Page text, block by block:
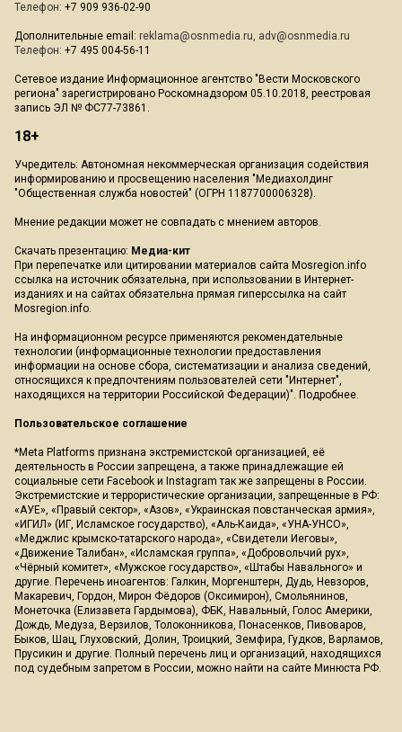
Телефон: +7 909 936-02-90
Дополнительные email: reklama@osnmedia.ru, adv@osnmedia.ru
Телефон: +7 495 004-56-11
Сетевое издание Информационное агентство "Вести Московского
региона" зарегистрировано Роскомнадзором 05.10.2018, реестровая
запись ЭЛ № ФС77-73861.
18+
Учредитель: Автономная некоммерческая организация содействия
информированию и просвещению населения "Медиахолдинг
"Общественная служба новостей" (ОГРН 1187700006328).
Мнение редакции может не совпадать с мнением авторов.
Скачать презентацию: Медиа-кит
При перепечатке или цитировании материалов сайта Mosregion.info
ссылка на источник обязательна, при использовании в Интернет-
изданиях и на сайтах обязательна прямая гиперссылка на сайт
Mosregion.info.
На информационном ресурсе применяются рекомендательные
технологии (информационные технологии предоставления
информации на основе сбора, систематизации и анализа сведений,
относящихся к предпочтениям пользователей сети "Интернет",
находящихся на территории Российской Федерации)". Подробнее.
Пользовательское соглашение
*Meta Platforms признана экстремистской организацией, её
деятельность в России запрещена, а также принадлежащие ей
социальные сети Facebook и Instagram так же запрещены в России.
Экстремистские и террористические организации, запрещенные в РФ:
«АУЕ», «Правый сектор», «Азов», «Украинская повстанческая армия»,
«ИГИЛ» (ИГ, Исламское государство), «Аль-Каида», «УНА-УНСО»,
«Меджлис крымско-татарского народа», «Свидетели Иеговы»,
«Движение Талибан», «Исламская группа», «Добровольчий рух»,
«Чёрный комитет», «Мужское государство», «Штабы Навального» и
другие. Перечень иноагентов: Галкин, Моргенштерн, Дудь, Невзоров,
Макаревич, Гордон, Мирон Фёдоров (Оксимирон), Смольянинов,
Монеточка (Елизавета Гардымова), ФБК, Навальный, Голос Америки,
Дождь, Медуза, Верзилов, Толоконникова, Понасенков, Пивоваров,
Быков, Шац, Глуховский, Долин, Троицкий, Земфира, Гудков, Варламов,
Прусикин и другие. Полный перечень лиц и организаций, находящихся
под судебным запретом в России, можно найти на сайте Минюста РФ.